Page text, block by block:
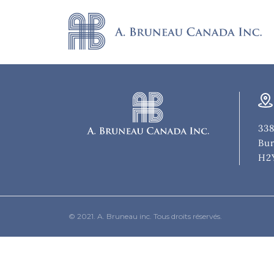
© 2021. A. Bruneau inc. Tous droits réservés.